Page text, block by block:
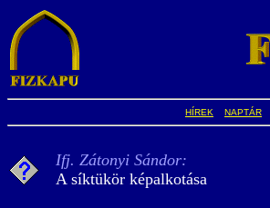
HÍREK NAPTÁR
Ifj. Zátonyi Sándor:
A síktükör képalkotása